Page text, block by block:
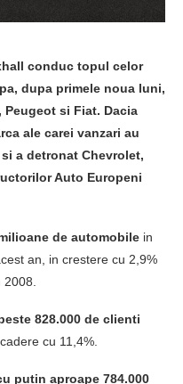
conduc topul celor
dupa primele noua luni,
si Fiat. Dacia
ale carei vanzari au
a detronat Chevrolet,
Auto Europeni
de automobile in
an, in crestere cu 2,9%
828.000 de clienti
cu 11,4%.
putin aproape 784.000